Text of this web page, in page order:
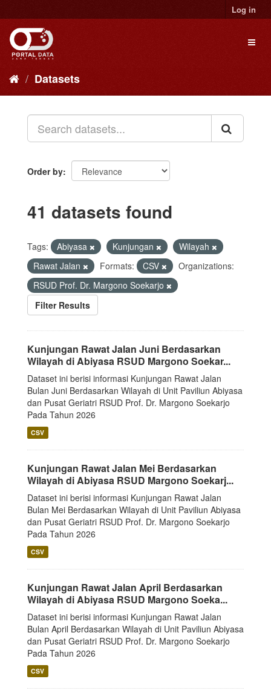
to
content
Log in
Datasets
Order by
41 datasets found
Tags: Abiyasa Kunjungan
Wilayah
Rawat Jalan
Formats: CSV
Organizations:
RSUD Prof. Dr. Margono Soekarjo
Filter Results
Kunjungan Rawat Jalan Juni Berdasarkan
Wilayah di Abiyasa RSUD Margono Soekar...
Dataset ini berisi informasi Kunjungan Rawat Jalan
Bulan Juni Berdasarkan Wilayah di Unit Paviliun Abiyasa
dan Pusat Geriatri RSUD Prof. Dr. Margono Soekarjo
Pada Tahun 2026
CSV
Kunjungan Rawat Jalan Mei Berdasarkan
Wilayah di Abiyasa RSUD Margono Soekarj...
Dataset ini berisi informasi Kunjungan Rawat Jalan
Bulan Mei Berdasarkan Wilayah di Unit Paviliun Abiyasa
dan Pusat Geriatri RSUD Prof. Dr. Margono Soekarjo
Pada Tahun 2026
CSV
Kunjungan Rawat Jalan April Berdasarkan
Wilayah di Abiyasa RSUD Margono Soeka...
Dataset ini berisi informasi Kunjungan Rawat Jalan
Bulan April Berdasarkan Wilayah di Unit Paviliun Abiyasa
dan Pusat Geriatri RSUD Prof. Dr. Margono Soekarjo
Pada Tahun 2026
CSV